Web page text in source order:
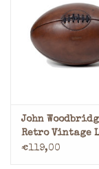
John
Retro Vintage
Rugbybal 1940
€119,00